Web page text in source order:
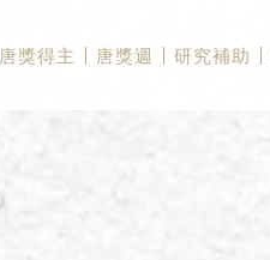
唐獎得主 唐獎週 研究補助